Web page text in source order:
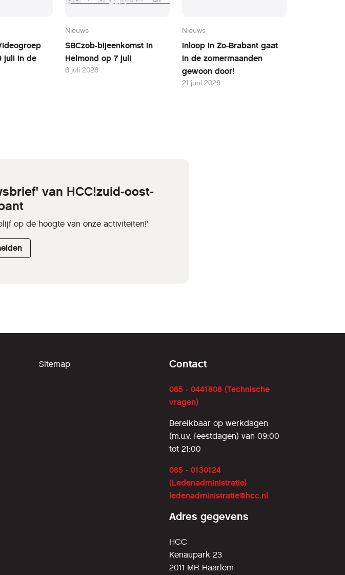
juli in de
Nieuws
SBCzob-bijeenkomst in
Helmond op 7 juli
6 juli 2026
Nieuws
Inloop in Zo-Brabant gaat
in de zomermaanden
gewoon door!
21 juni 2026
van HCC!zuid-oost-
op de hoogte van onze activiteiten!'
Sitemap Contact
085 - 0441808 (Technische
vragen)
Bereikbaar op werkdagen
(m.u.v. feestdagen) van 09:00
tot 21:00
085 - 0130124
(Ledenadministratie)
ledenadministratie@hcc.nl
Adres gegevens
HCC
Kenaupark 23
2011 MR Haarlem